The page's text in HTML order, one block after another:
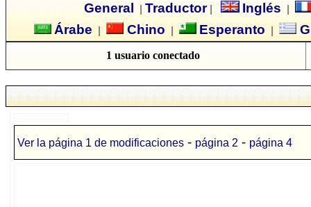
General
Traductor| Inglés
Árabe Chino Esperanto
1 usuario conectado
Ver la página 1 de modificaciones - página 2 - página 4